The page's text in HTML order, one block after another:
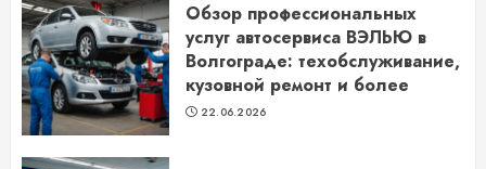
Обзор профессиональных
услуг автосервиса ВЭЛЬЮ в
Волгограде: техобслуживание,
кузовной ремонт и более
22.06.2026